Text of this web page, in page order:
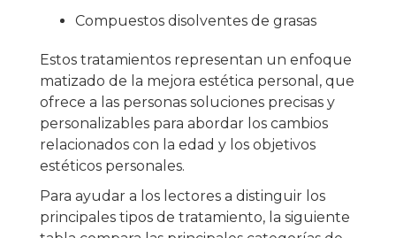
Compuestos disolventes de grasas
Estos tratamientos representan un enfoque
matizado de la mejora estética personal, que
ofrece a las personas soluciones precisas y
personalizables para abordar los cambios
relacionados con la edad y los objetivos
estéticos personales.
Para ayudar a los lectores a distinguir los
principales tipos de tratamiento, la siguiente